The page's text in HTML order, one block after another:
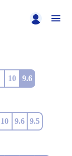
10 9.6
10 9.6 9.5